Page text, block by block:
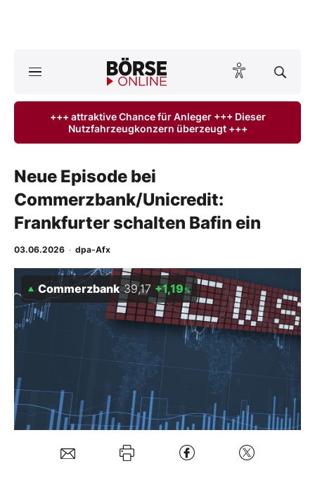
ktuelle Ausgabe BÖRSE ONLINE lesen
Anlageprodukte
Finanz-Check
BO-Musterdepots
Experten
Mein Konto
+++ attraktive Chance für Anleger +++ Dieser
Nutzfahrzeugkonzern überzeugt +++
Neue Episode bei
Commerzbank/Unicredit:
Frankfurter schalten Bafin ein
03.06.2026 · dpa-Afx
Commerzbank 39,17 +1,19%